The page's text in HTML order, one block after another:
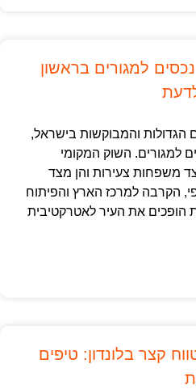
למגורים בראשון
הגדולות והמבוקשות בישראל,
למגורים. השוק המקומי
משפחות צעירות והן מצד
הקרבה למרכז הארץ והפיתוח
הופכים את העיר לאטרקטיבית
קצר בלונדון: טיפים